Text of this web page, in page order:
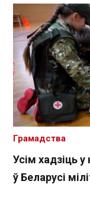
Усім хадзіць
ў Беларусі
Грамадства